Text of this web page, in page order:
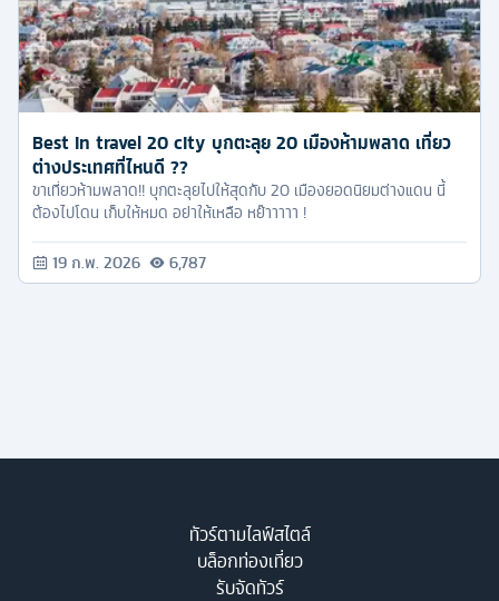
Best in travel 20 city บุกตะลุย 20 เมืองห้ามพลาด เที่ยว
ต่างประเทศที่ไหนดี ??
ขาเที่ยวห้ามพลาด!! บุกตะลุยไปให้สุดกับ 20 เมืองยอดนิยมต่างแดน นี้
ต้องไปโดน เก็บให้หมด อย่าให้เหลือ หย๊าาาาา !
19 ก.พ. 2026 6,787
ทัวร์ตามไลฟ์สไตล์
บล็อกท่องเที่ยว
รับจัดทัวร์